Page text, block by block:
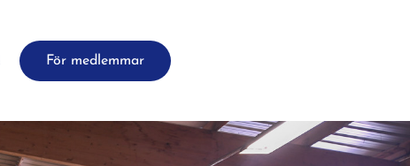
För medlemmar